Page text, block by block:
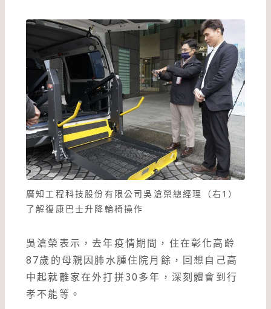
廣知工程科技股份有限公司吳滄榮總經理（右1）
了解復康巴士升降輪椅操作
吳滄榮表示，去年疫情期間，住在彰化高齡
87歲的母親因肺水腫住院月餘，回想自己高
中起就離家在外打拼30多年，深刻體會到行
孝不能等。